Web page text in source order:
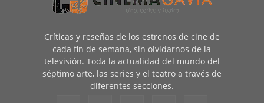
Críticas y reseñas de los estrenos de cine de
cada fin de semana, sin olvidarnos de la
televisión. Toda la actualidad del mundo del
séptimo arte, las series y el teatro a través de
diferentes secciones.